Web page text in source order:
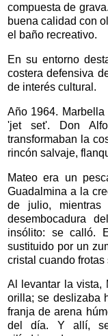
compuesta de
buena calidad con
el baño recreativo.
En su entorno
costera defensiva
de interés cultural.
Año 1964.
'jet set'. Don
transformaban la
rincón salvaje,
Mateo era un
Guadalmina a la
de julio,
desembocadura
insólito: se calló.
sustituido por un
cristal cuando
Al levantar la vista,
orilla; se deslizaba
franja de arena
del día. Y allí,